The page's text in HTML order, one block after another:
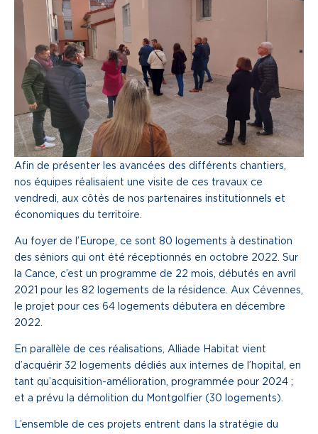
Notre projet d’entreprise
Notre organisation
Une gouvernance de proximité
Notre histoire
Nous rejoindre
Nos métiers
Afin de présenter les avancées des différents chantiers,
nos équipes réalisaient une visite de ces travaux ce
vendredi, aux côtés de nos partenaires institutionnels et
économiques du territoire.
Au foyer de l’Europe, ce sont 80 logements à destination
des séniors qui ont été réceptionnés en octobre 2022. Sur
la Cance, c’est un programme de 22 mois, débutés en avril
2021 pour les 82 logements de la résidence. Aux Cévennes,
le projet pour ces 64 logements débutera en décembre
2022.
En parallèle de ces réalisations, Alliade Habitat vient
d’acquérir 32 logements dédiés aux internes de l’hopital, en
tant qu’acquisition-amélioration, programmée pour 2024 ;
et a prévu la démolition du Montgolfier (30 logements).
L’ensemble de ces projets entrent dans la stratégie du